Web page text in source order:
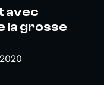
avec
la grosse